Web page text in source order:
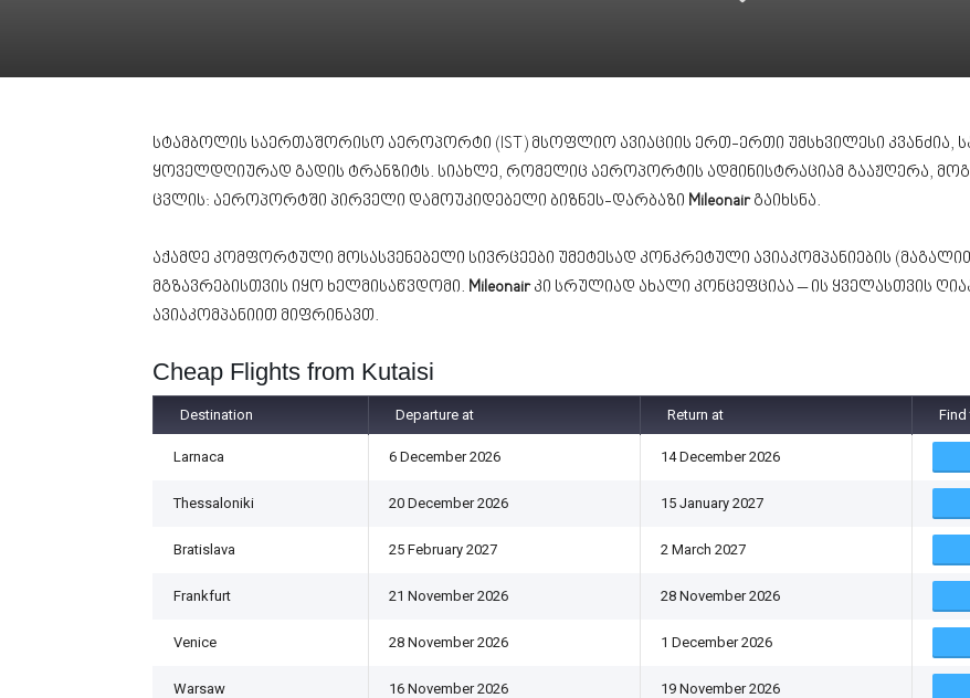
სტამბოლის საერთაშორისო აეროპორტი (IST) მსოფლიო ავიაციის ერთ-ერთი უმსხვილესი კვანძია,
ყოველდღიურად გადის ტრანზიტს. სიახლე, რომელიც აეროპორტის ადმინისტრაციამ გააჟღერა,
ცვლის: აეროპორტში პირველი დამოუკიდებელი ბიზნეს-დარბაზი Mileonairგაიხსნა.
აქამდე კომფორტული მოსასვენებელი სივრცეები უმეტესად კონკრეტული ავიაკომპანიების
მგზავრებისთვის იყო ხელმისაწვდომი. Mileonairკი სრულიად ახალი კონცეფციაა – ის ყველასთვის
ავიაკომპანიით მიფრინავთ.
Cheap Flights from Kutaisi
Destination Departure at Return at
Larnaca 6 December 2026 14 December 2026
Thessaloniki 20 December 2026 15 January 2027
Bratislava 25 February 2027 2 March 2027
Frankfurt 21 November 2026 28 November 2026
Venice 28 November 2026 1 December 2026
Warsaw 16 November 2026 19 November 2026